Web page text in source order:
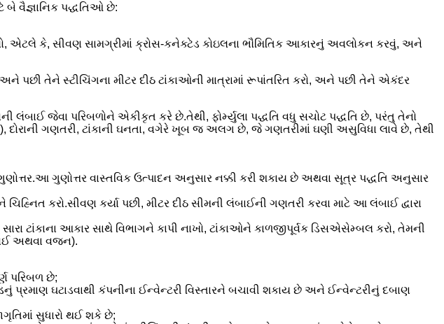
બે વૈજ્ઞાનિક પદ્ધતિઓ છે:
એટલે કે, સીવણ સામગ્રીમાં ક્રોસ-કનેક્ટેડ કોઇલના ભૌમિતિક આકારનું અવલોકન કરવું, અને
પછી તેને સ્ટીચિંગના મીટર દીઠ ટાંકાઓની માત્રામાં રૂપાંતરિત કરો, અને પછી તેને એકંદર
લંબાઈ જેવા પરિબળોને એકીકૃત કરે છે.તેથી, ફોર્મ્યુલા પદ્ધતિ વધુ સચોટ પદ્ધતિ છે, પરંતુ તેનો
દોરાની ગણતરી, ટાંકાની ઘનતા, વગેરે ખૂબ જ અલગ છે, જે ગણતરીમાં ઘણી અસુવિધા લાવે છે, તેથી
ગુણોત્તર વાસ્તવિક ઉત્પાદન અનુસાર નક્કી કરી શકાય છે અથવા સૂત્ર પદ્ધતિ અનુસાર
કરો.સીવણ કર્યા પછી, મીટર દીઠ સીમની લંબાઈની ગણતરી કરવા માટે આ લંબાઈ દ્વારા
ટાંકાના આકાર સાથે વિભાગને કાપી નાખો, ટાંકાઓને કાળજીપૂર્વક ડિસએસેમ્બલ કરો, તેમની
અથવા વજન).
પરિબળ છે;
પ્રમાણ ઘટાડવાથી કંપનીના ઈન્વેન્ટરી વિસ્તારને બચાવી શકાય છે અને ઈન્વેન્ટરીનું દબાણ
સુધારો થઈ શકે છે;